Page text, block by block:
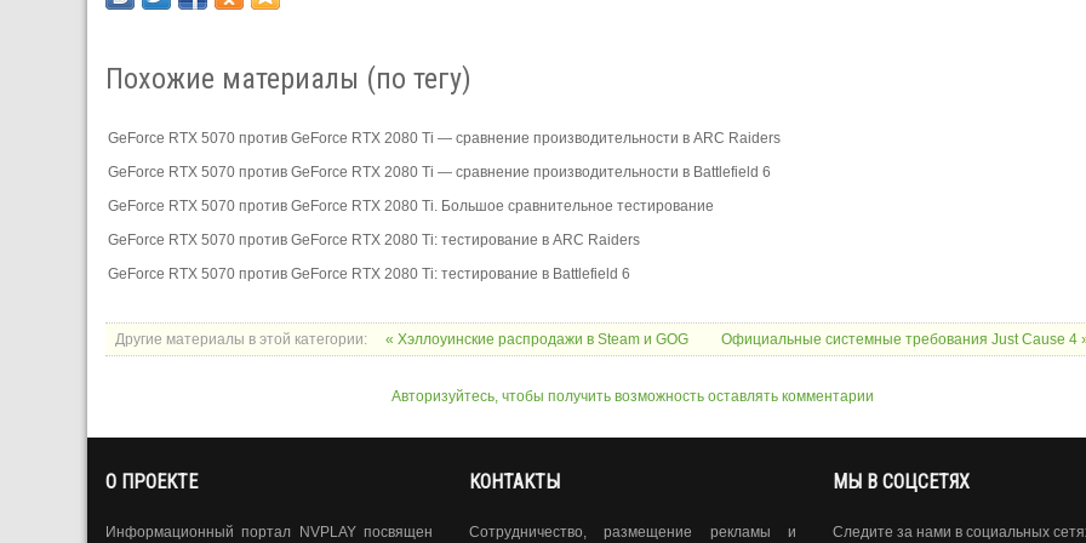
Похожие материалы (по тегу)
GeForce RTX 5070 против GeForce RTX 2080 Ti — сравнение производительности в ARC Raiders
GeForce RTX 5070 против GeForce RTX 2080 Ti — сравнение производительности в Battlefield 6
GeForce RTX 5070 против GeForce RTX 2080 Ti. Большое сравнительное тестирование
GeForce RTX 5070 против GeForce RTX 2080 Ti: тестирование в ARC Raiders
GeForce RTX 5070 против GeForce RTX 2080 Ti: тестирование в Battlefield 6
Другие материалы в этой категории: « Хэллоуинские распродажи в Steam и GOG Официальные системные требования Just Cause 4
Авторизуйтесь, чтобы получить возможность оставлять комментарии
О ПРОЕКТЕ
Информационный портал NVPLAY посвящен
КОНТАКТЫ
Сотрудничество, размещение рекламы и
МЫ В СОЦСЕТЯХ
Следите за нами в социальных